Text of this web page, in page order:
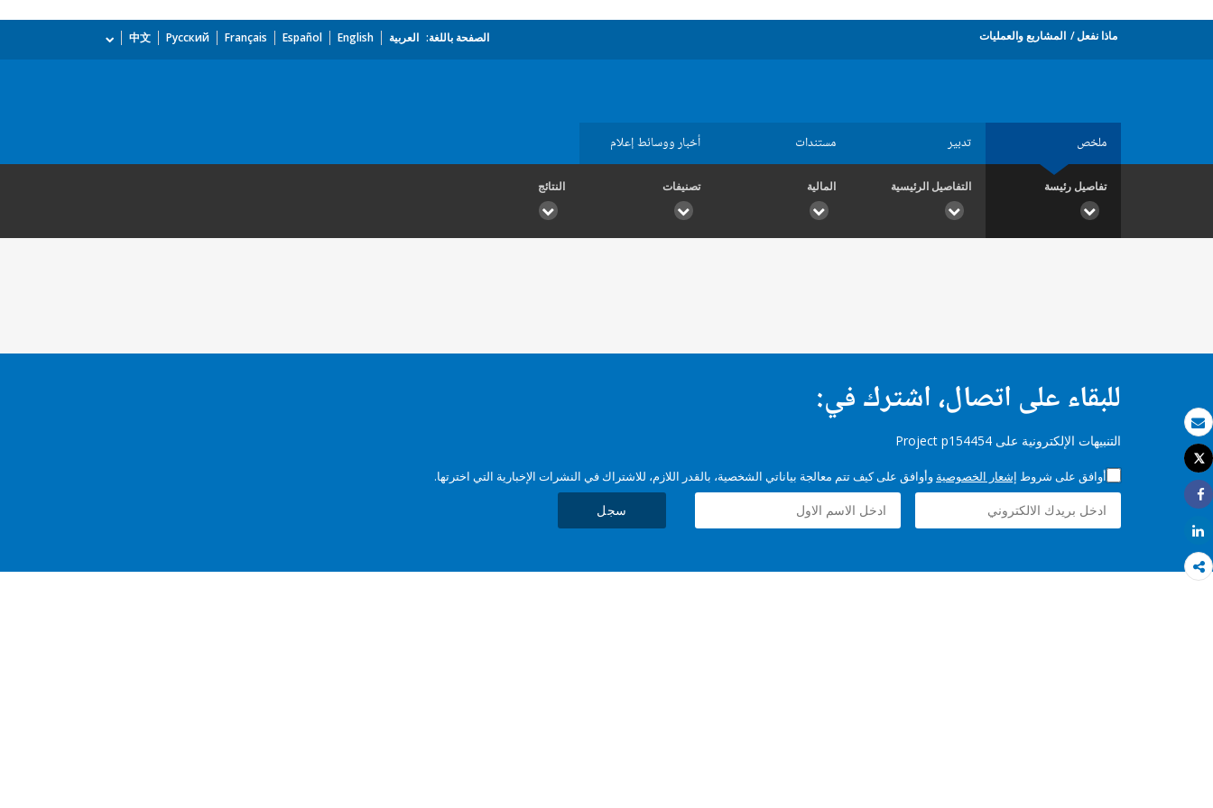
بريد الكتروني
طباعة
Tweet
Share
Share
ماذا نفعل المشاريع والعمليات الصفحة باللغة: العربية English
Español
Français
Русский
中文
ملخص تدبير مستندات أخبار ووسائط إعلام
تفاصيل رئيسة التفاصيل الرئيسية المالية تصنيفات النتائج
للبقاء على اتصال، اشترك في:
التنبيهات الإلكترونية على Project p154454
أوافق على شروط إشعار الخصوصية وأوافق على كيف تتم معالجة بياناتي الشخصية، بالقدر اللازم، للاشتراك في النشرات الإخبارية التي اخترتها.
سجل